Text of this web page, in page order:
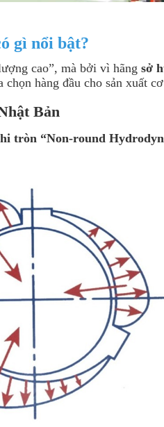
gì nổi bật?
cao”, mà bởi vì hãng sở
hàng đầu cho sản xuất
Bản
tròn “Non-round